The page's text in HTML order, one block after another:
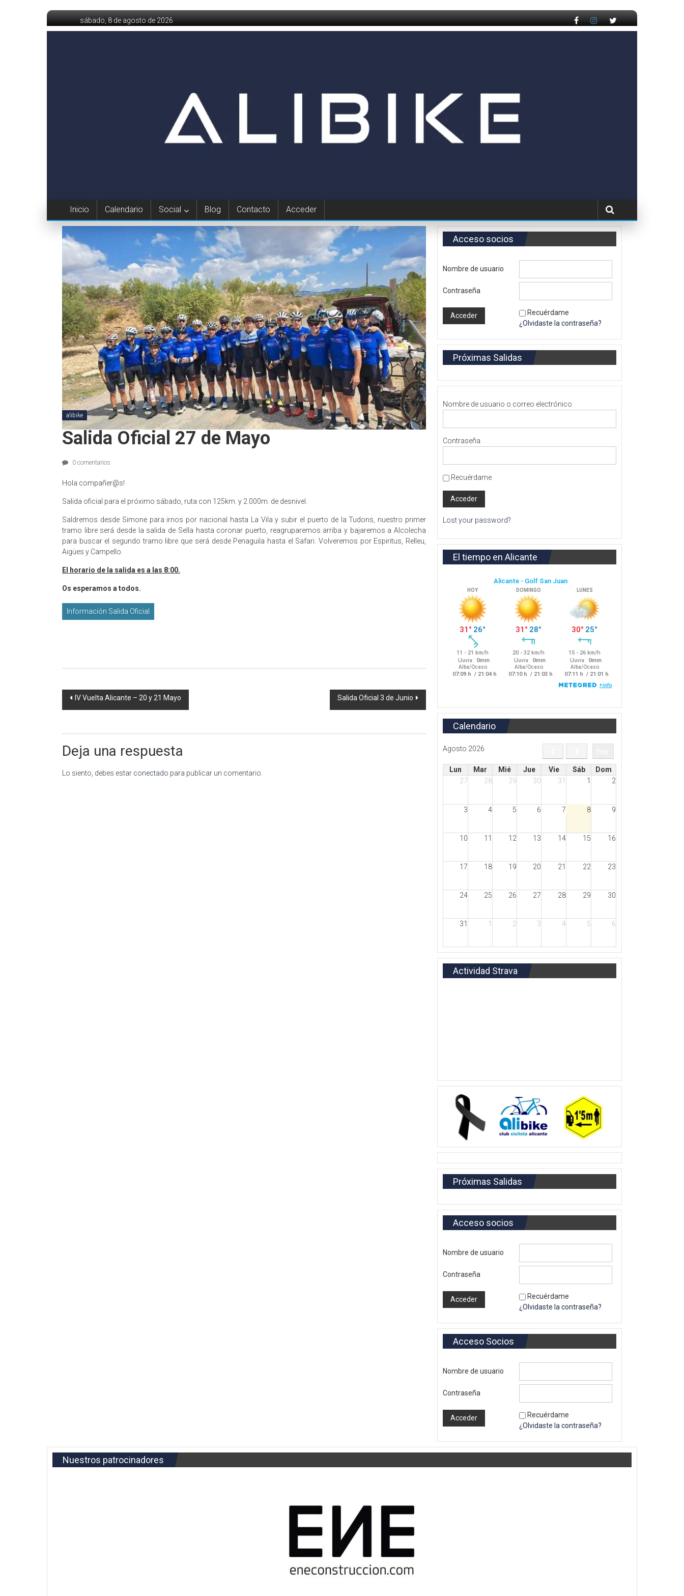
Saltar
al
sábado, 8 de agosto de 2026
Inicio Calendario Social Blog Contacto Acceder
alibike
Salida Oficial 27 de Mayo
0 comentarios
Hola compañer@s!
Salida oficial para el próximo sábado, ruta con 125km. y 2.000m. de desnivel.
Saldremos desde Simone para irnos por nacional hasta La Vila y subir el puerto de la Tudons, nuestro primer
tramo libre será desde la salida de Sella hasta coronar puerto, reagruparemos arriba y bajaremos a Alcolecha
para buscar el segundo tramo libre que será desde Penaguila hasta el Safari. Volveremos por Espiritus, Relleu,
Aigües y Campello.
El horario de la salida es a las 8:00.
Os esperamos a todos.
Información Salida Oficial
Navegación
IV Vuelta Alicante – 20 y 21 Mayo Salida Oficial 3 de Junio
Deja una respuesta
Lo siento, debes estar conectado para publicar un comentario.
Acceso socios
Nombre de usuario
Contraseña
Recuérdame
¿Olvidaste la contraseña?
Próximas Salidas
Nombre de usuario o correo electrónico
Contraseña
Recuérdame
Lost your password?
El tiempo en Alicante
Calendario
Agosto 2026
Lun Mar Mié Jue Vie Sáb
Dom
27
28 29 30 31 1 2
3 4 5 6 7 8 9
10 11 12 13 14 15 16
17 18 19 20 21 22 23
24 25 26 27 28 29 30
31 1 2 3 4 5 6
Actividad Strava
Próximas Salidas
Acceso socios
Nombre de usuario
Contraseña
Recuérdame
¿Olvidaste la contraseña?
Acceso Socios
Nombre de usuario
Contraseña
Recuérdame
¿Olvidaste la contraseña?
Nuestros patrocinadores